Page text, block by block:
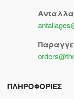
ΠΛΗΡΟΦΟΡΙΕΣ